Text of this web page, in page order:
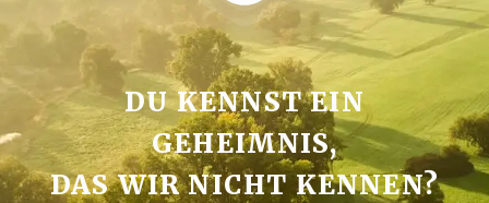
DU KENNST EIN
GEHEIMNIS,
DAS WIR NICHT KENNEN?